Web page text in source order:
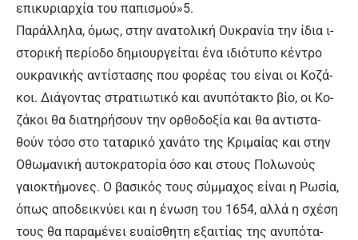
ε­πι­κυ­ριαρ­χί­α του πα­πι­σμού»5.
Πα­ράλ­λη­λα, ό­μως, στην α­να­το­λι­κή Ου­κρα­νί­α την ί­δια ι­
στο­ρι­κή πε­ρί­ο­δο δη­μιουρ­γεί­ται έ­να ι­διό­τυ­πο κέ­ντρο
ου­κρα­νι­κής α­ντί­στα­σης που φο­ρέ­ας του εί­ναι οι Κο­ζά­
κοι. Διά­γο­ντας στρα­τιω­τι­κό και α­νυ­πό­τα­κτο βί­ο, οι Κο­
ζά­κοι θα δια­τη­ρή­σουν την ορ­θο­δο­ξί­α και θα α­ντι­στα­
θούν τό­σο στο τα­τα­ρι­κό χα­νά­το της Κρι­μαί­ας και στην
Ο­θω­μα­νι­κή αυ­το­κρα­το­ρί­α ό­σο και στους Πο­λω­νούς
γαιο­κτή­μο­νες. Ο βα­σι­κός τους σύμ­μα­χος εί­ναι η Ρω­σί­α,
ό­πως α­πο­δει­κνύ­ει και η έ­νω­ση του 1654, αλ­λά η σχέ­ση
τους θα πα­ρα­μέ­νει ευαί­σθη­τη ε­ξαι­τί­ας της α­νυ­πό­τα­